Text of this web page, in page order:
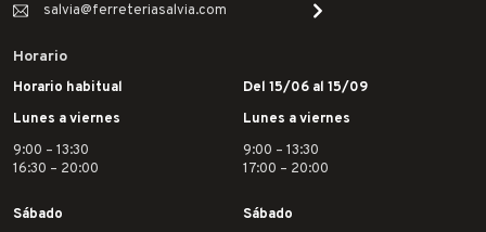
salvia@ferreteriasalvia.com
Horario
Horario habitual
Lunes a viernes
9:00 – 13:30
16:30 – 20:00
Sábado
Del 15/06 al 15/09
Lunes a viernes
9:00 – 13:30
17:00 – 20:00
Sábado